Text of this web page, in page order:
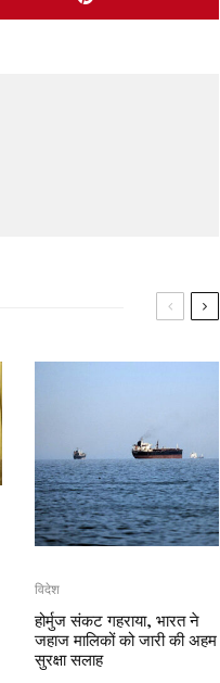
विदेश
होर्मुज संकट गहराया, भारत ने
जहाज मालिकों को जारी की अहम
सुरक्षा सलाह